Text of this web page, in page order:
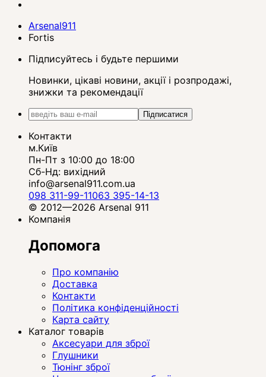
Arsenal911
Fortis
Підписуйтесь і будьте першими
Новинки, цікаві новини, акції і розпродажі,
знижки та рекомендації
Підписатися
Контакти
м.Київ
Пн-Пт з 10:00 до 18:00
Сб-Нд: вихідний
info@arsenal911.com.ua
098 311-99-11063 395-14-13
© 2012—2026 Arsenal 911
Компанія
Допомога
Про компанію
Доставка
Контакти
Політика конфіденційності
Карта сайту
Каталог товарів
Аксесуари для зброї
Глушники
Тюнінг зброї